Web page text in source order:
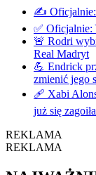
✍️ Oficjalnie:
✅ Oficjalnie:
🚨 Rodri
Real Madryt
💪 Endrick
zmienić jego
🩹 Xabi
już się zagoiła
REKLAMA
REKLAMA